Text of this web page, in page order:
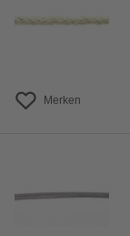
Merken